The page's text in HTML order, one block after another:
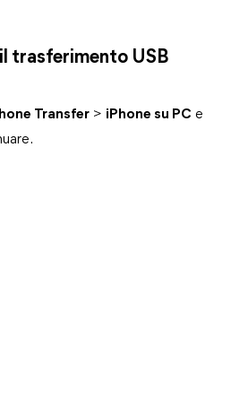
trasferimento USB
Transfer > iPhone su PC e